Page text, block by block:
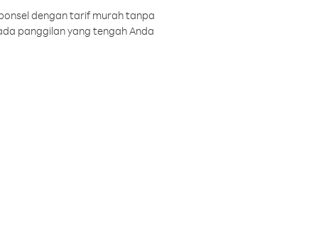
dengan tarif murah tanpa
panggilan yang tengah Anda